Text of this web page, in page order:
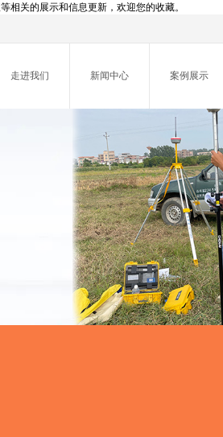
相关的展示和信息更新，欢迎您的收藏。
走进我们 新闻中心 案例展示